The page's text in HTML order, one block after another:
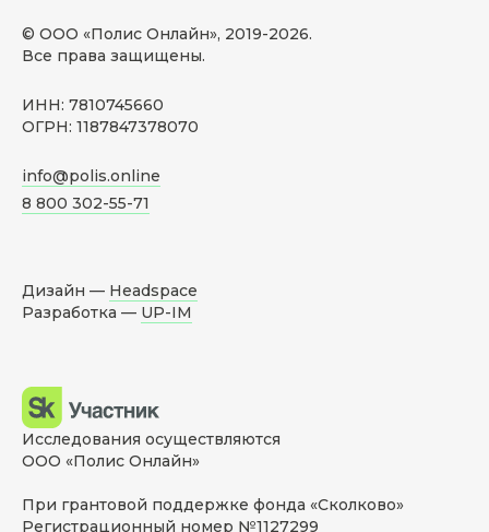
© ООО «Полис Онлайн», 2019-2026.
Все права защищены.
ИНН: 7810745660
ОГРН: 1187847378070
info@polis.online
8 800 302-55-71
Дизайн — Headspace
Разработка — UP-IM
Исследования осуществляются
ООО «Полис Онлайн»
При грантовой поддержке фонда «Сколково»
Регистрационный номер №1127299